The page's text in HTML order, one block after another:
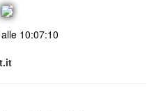
10:07:10